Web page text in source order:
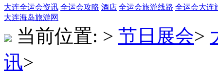
大连全运会资讯 全运会攻略 酒店 全运会旅游线路 全运会大连
大连海岛旅游网
当前位置: > 节日展会>
讯>